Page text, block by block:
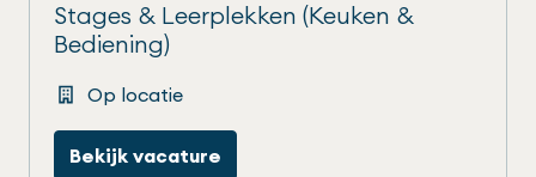
Stages & Leerplekken (Keuken &
Bediening)
Op locatie
Bekijk vacature